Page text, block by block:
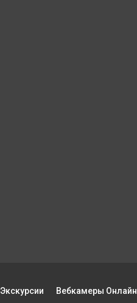
Экскурсии Вебкамеры Онлайн